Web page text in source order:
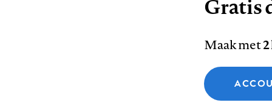
Functionele cookies
Analytische cookies
Gratis
Maak met